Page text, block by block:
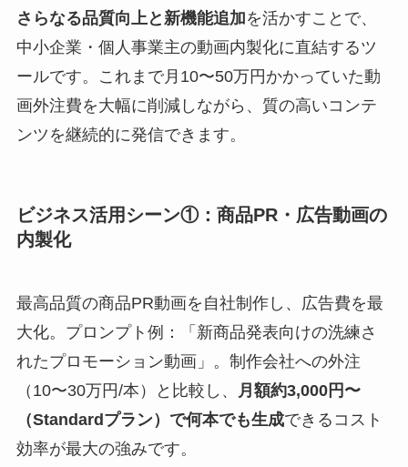
さらなる品質向上と新機能追加を活かすことで、
中小企業・個人事業主の動画内製化に直結するツ
ールです。これまで月10〜50万円かかっていた動
画外注費を大幅に削減しながら、質の高いコンテ
ンツを継続的に発信できます。
ビジネス活用シーン①：商品PR・広告動画の
内製化
最高品質の商品PR動画を自社制作し、広告費を最
大化。プロンプト例：「新商品発表向けの洗練さ
れたプロモーション動画」。制作会社への外注
（10〜30万円/本）と比較し、
月額約3,000円〜
（Standardプラン）で何本でも生成できるコスト
効率が最大の強みです。